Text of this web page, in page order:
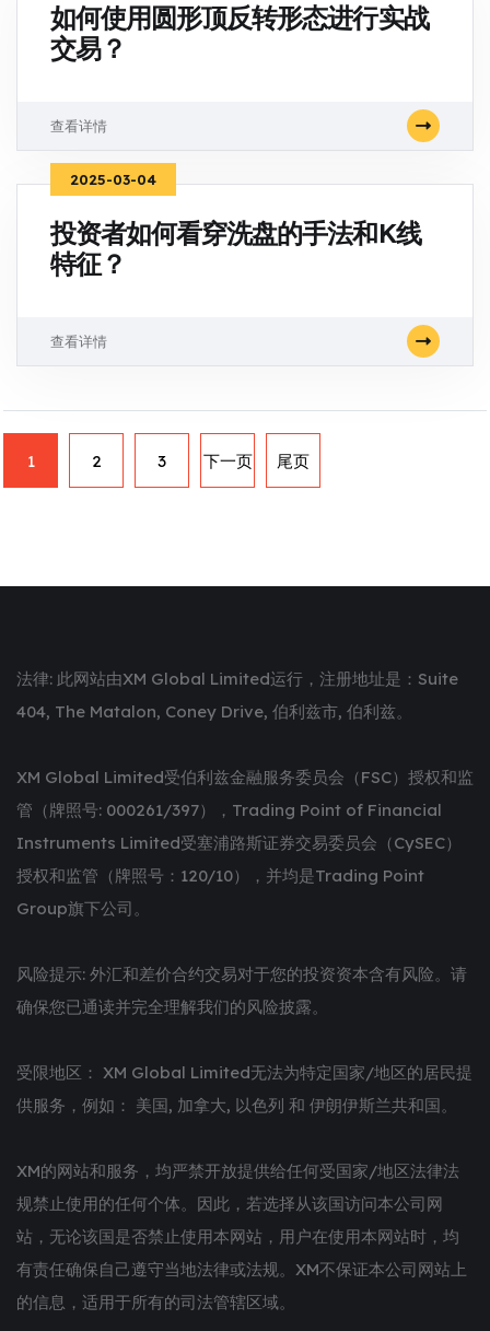
如何使用圆形顶反转形态进行实战
交易？
查看详情
2025-03-04
投资者如何看穿洗盘的手法和K线
特征？
查看详情
1 2 3 下一页 尾页
法律: 此网站由XM Global Limited运行，注册地址是：Suite
404, The Matalon, Coney Drive, 伯利兹市, 伯利兹。
XM Global Limited受伯利兹金融服务委员会（FSC）授权和监
管（牌照号: 000261/397），Trading Point of Financial
Instruments Limited受塞浦路斯证券交易委员会（CySEC）
授权和监管（牌照号：120/10），并均是Trading Point
Group旗下公司。
风险提示: 外汇和差价合约交易对于您的投资资本含有风险。请
确保您已通读并完全理解我们的风险披露。
受限地区： XM Global Limited无法为特定国家/地区的居民提
供服务，例如： 美国, 加拿大, 以色列 和 伊朗伊斯兰共和国。
XM的网站和服务，均严禁开放提供给任何受国家/地区法律法
规禁止使用的任何个体。因此，若选择从该国访问本公司网
站，无论该国是否禁止使用本网站，用户在使用本网站时，均
有责任确保自己遵守当地法律或法规。XM不保证本公司网站上
的信息，适用于所有的司法管辖区域。